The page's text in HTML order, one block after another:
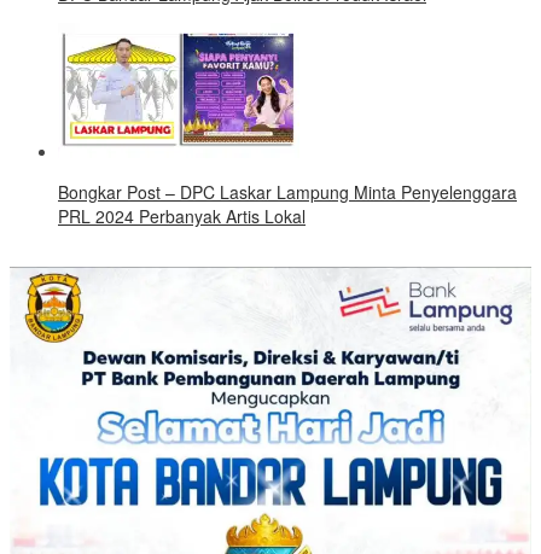
Bongkar Post – DPC Laskar Lampung Minta Penyelenggara
PRL 2024 Perbanyak Artis Lokal